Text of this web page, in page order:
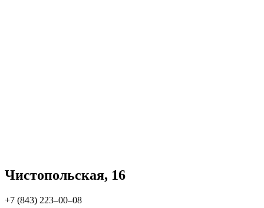
Чистопольская, 16
+7 (843) 223‒00‒08